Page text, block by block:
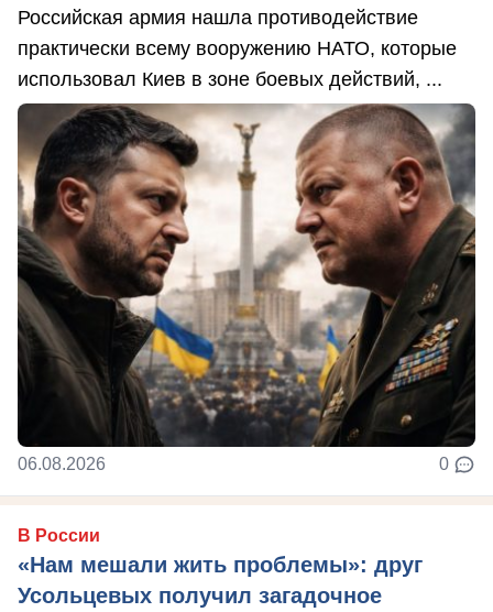
Российская армия нашла противодействие
практически всему вооружению НАТО, которые
использовал Киев в зоне боевых действий, ...
06.08.2026 0
В России
«Нам мешали жить проблемы»: друг
Усольцевых получил загадочное